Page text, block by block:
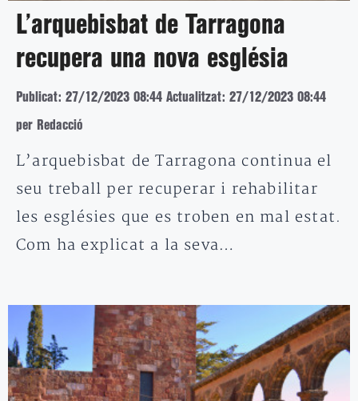
L’arquebisbat de Tarragona
recupera una nova església
Publicat: 27/12/2023 08:44 Actualitzat: 27/12/2023 08:44
per Redacció
L’arquebisbat de Tarragona continua el
seu treball per recuperar i rehabilitar
les esglésies que es troben en mal estat.
Com ha explicat a la seva…